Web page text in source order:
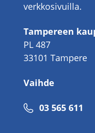
verkkosivuilla.
Tampereen
PL 487
33101 Tampere
Vaihde
03 565 611